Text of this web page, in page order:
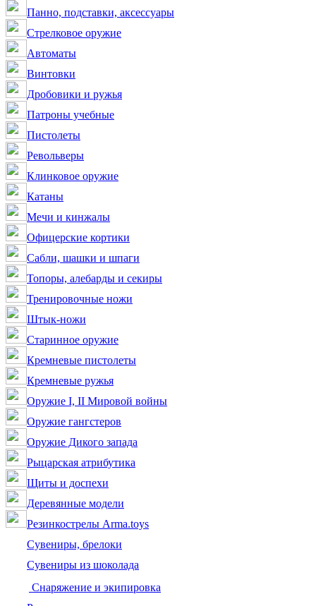
Панно, подставки, аксессуары
Стрелковое оружие
Автоматы
Винтовки
Дробовики и ружья
Патроны учебные
Пистолеты
Револьверы
Клинковое оружие
Катаны
Мечи и кинжалы
Офицерские кортики
Сабли, шашки и шпаги
Топоры, алебарды и секиры
Тренировочные ножи
Штык-ножи
Старинное оружие
Кремневые пистолеты
Кремневые ружья
Оружие I, II Мировой войны
Оружие гангстеров
Оружие Дикого запада
Рыцарская атрибутика
Щиты и доспехи
Деревянные модели
Резинкострелы Arma.toys
Сувениры, брелоки
Сувениры из шоколада
Снаряжение и экипировка